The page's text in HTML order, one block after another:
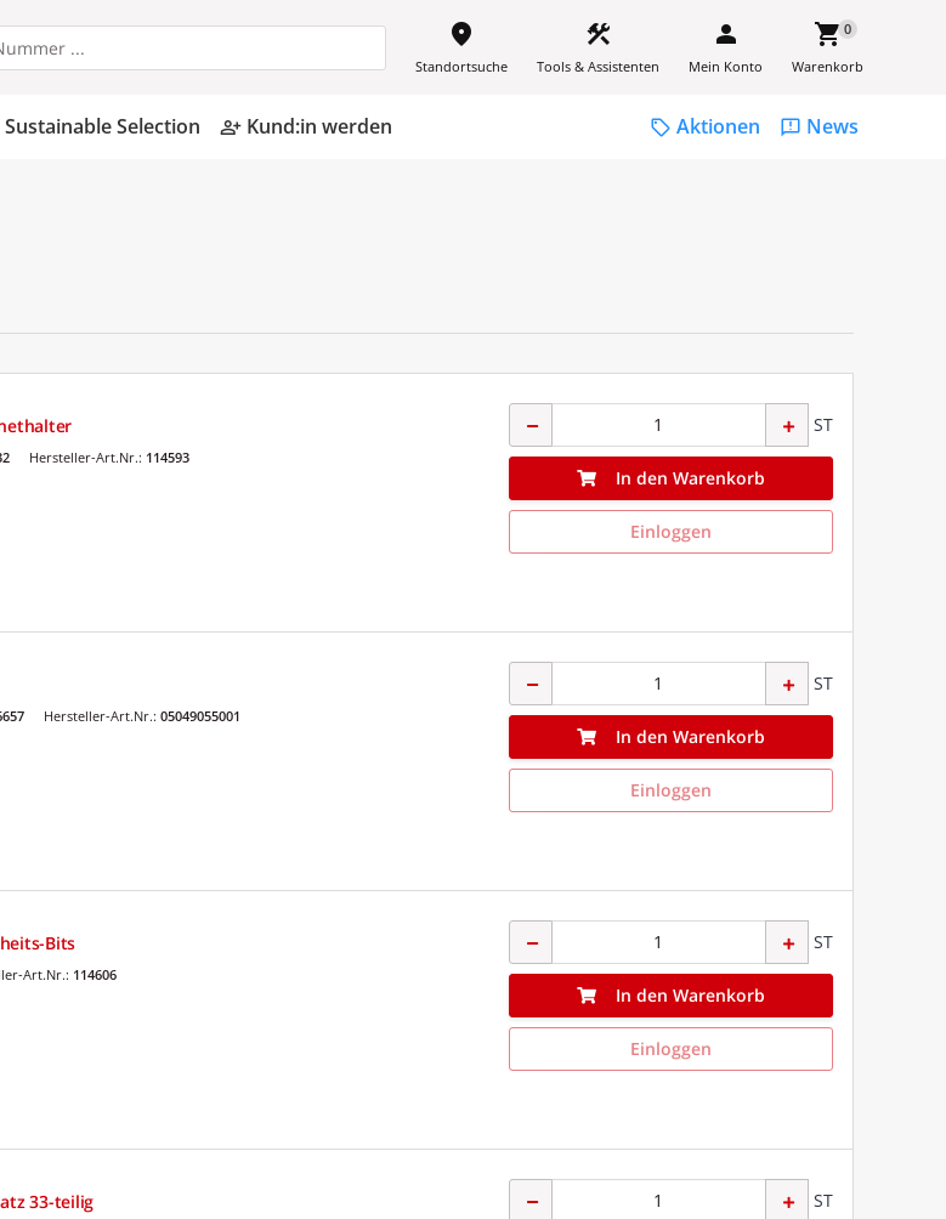
place
Standortsuche
construction
Tools & Assistenten
person
Mein Konto
shopping_cart0
Warenkorb
Sustainable Selection person_add_alt Kund:in werden sell Aktionen feedback News
Hersteller-Art.Nr.: 114593
ST
In den Warenkorb
Einloggen
Hersteller-Art.Nr.: 05049055001
ST
In den Warenkorb
Einloggen
Bits
Art.Nr.: 114606
ST
In den Warenkorb
Einloggen
33-teilig ST